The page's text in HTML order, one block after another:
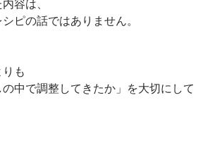
容は、
ピの話ではありません。
りも
の中で調整してきたか」を大切にして